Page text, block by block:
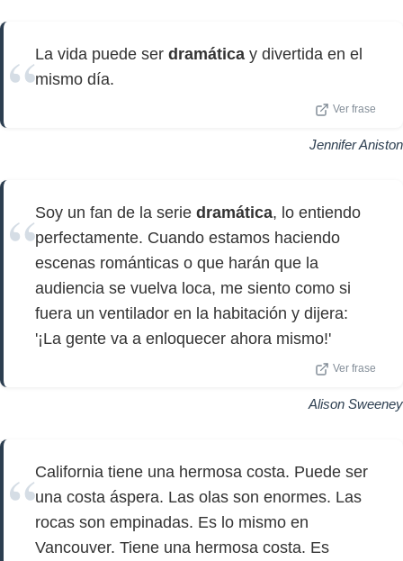
La vida puede ser dramática y divertida en el
mismo día.
Ver frase
Jennifer Aniston
Soy un fan de la serie dramática, lo entiendo
perfectamente. Cuando estamos haciendo
escenas románticas o que harán que la
audiencia se vuelva loca, me siento como si
fuera un ventilador en la habitación y dijera:
'¡La gente va a enloquecer ahora mismo!'
Ver frase
Alison Sweeney
California tiene una hermosa costa. Puede ser
una costa áspera. Las olas son enormes. Las
rocas son empinadas. Es lo mismo en
Vancouver. Tiene una hermosa costa. Es